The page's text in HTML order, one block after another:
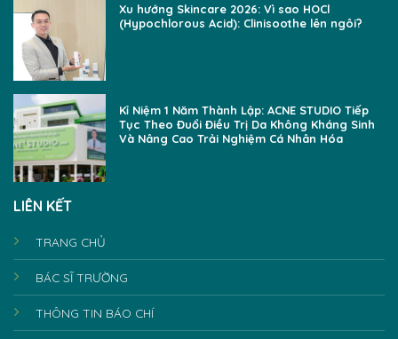
Xu hướng Skincare 2026: Vì sao HOCl
(Hypochlorous Acid): Clinisoothe lên ngôi?
Kỉ Niệm 1 Năm Thành Lập: ACNE STUDIO Tiếp
Tục Theo Đuổi Điều Trị Da Không Kháng Sinh
Và Nâng Cao Trải Nghiệm Cá Nhân Hóa
LIÊN KẾT
TRANG CHỦ
BÁC SĨ TRƯỜNG
THÔNG TIN BÁO CHÍ